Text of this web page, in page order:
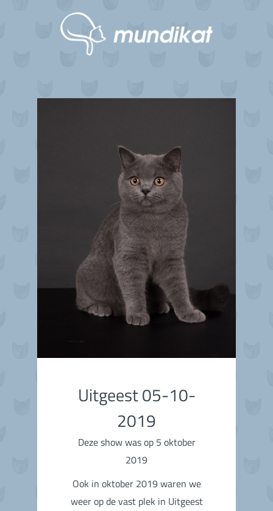
Uitgeest 05-10-
2019
Deze show was op 5 oktober
2019
Ook in oktober 2019 waren we
weer op de vast plek in Uitgeest